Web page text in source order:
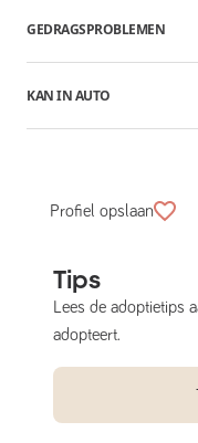
GEDRAGSPROBLEMEN
KAN IN AUTO
Profiel opslaan
Tips
Lees de adoptietips
adopteert.